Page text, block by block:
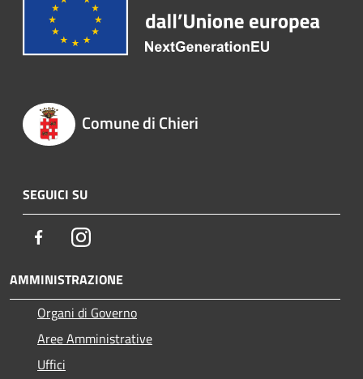
Comune di Chieri
SEGUICI SU
FacebookInstagram
AMMINISTRAZIONE
Organi di Governo
Aree Amministrative
Uffici